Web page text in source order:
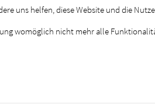
uns helfen, diese Website und die
womöglich nicht mehr alle